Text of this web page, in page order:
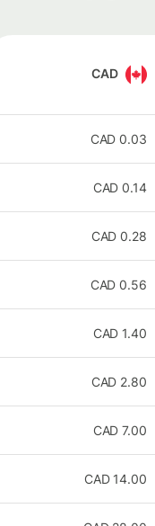
CAD
0.03
CAD
0.14
CAD
0.28
CAD
0.56
CAD
1.40
CAD
2.80
CAD
7.00
CAD
14.00
CAD